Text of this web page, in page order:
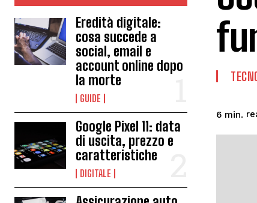
Eredità digitale:
cosa succede a
social, email e
account online dopo
la morte
GUIDE
Google Pixel 11: data
di uscita, prezzo e
caratteristiche
DIGITALE
6 min.